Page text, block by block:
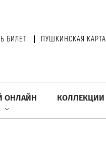
БИЛЕТ ПУШКИНСКАЯ КАРТА
ОНЛАЙН КОЛЛЕКЦИИ